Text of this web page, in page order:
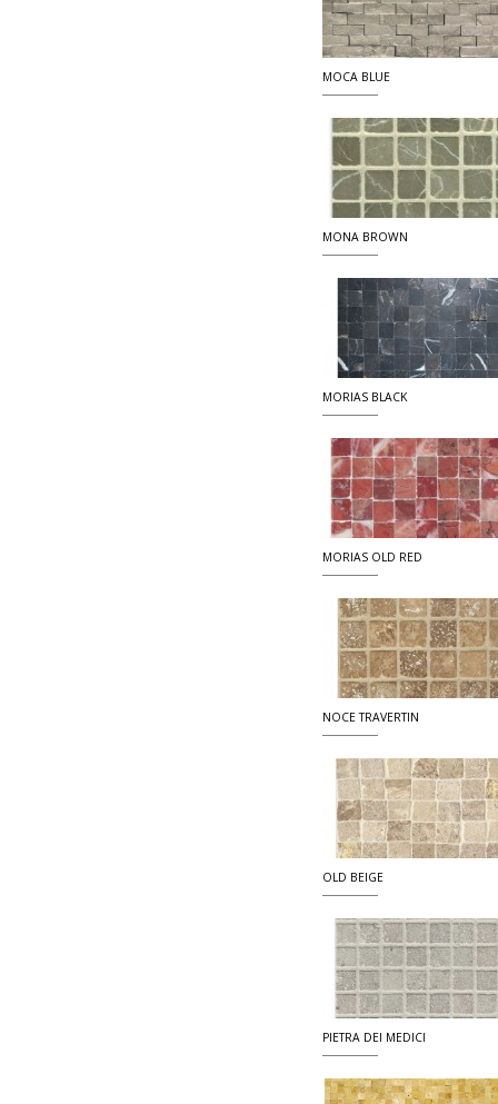
MOCA BLUE
MONA BROWN
MORIAS BLACK
MORIAS OLD RED
NOCE TRAVERTIN
OLD BEIGE
PIETRA DEI MEDICI